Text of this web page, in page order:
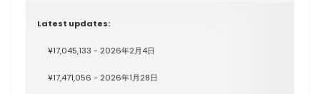
Latest updates:
¥17,045,133 - 2026年2月4日
¥17,471,056 - 2026年1月28日